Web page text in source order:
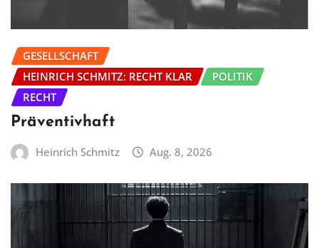
GESELLSCHAFT
HEINRICH SCHMITZ: RECHT KLAR
POLITIK
RECHT
Präventivhaft
Heinrich Schmitz Aug. 8, 2026